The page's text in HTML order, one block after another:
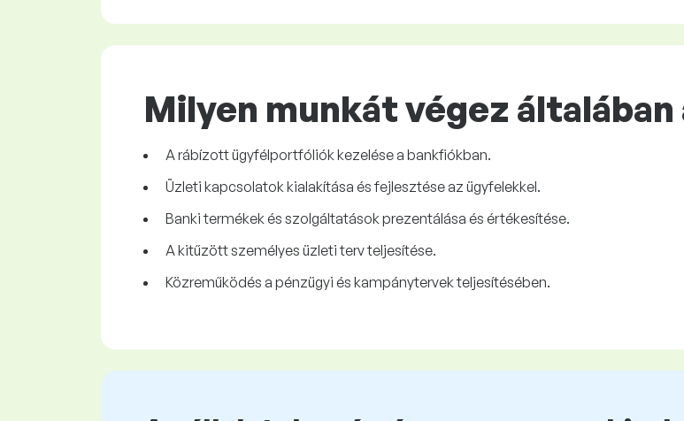
Milyen munkát végez
A rábízott ügyfélportfóliók kezelése a bankfiókban.
Üzleti kapcsolatok kialakítása és fejlesztése az ügyfelekkel.
Banki termékek és szolgáltatások prezentálása és értékesítése.
A kitűzött személyes üzleti terv teljesítése.
Közreműködés a pénzügyi és kampánytervek teljesítésében.